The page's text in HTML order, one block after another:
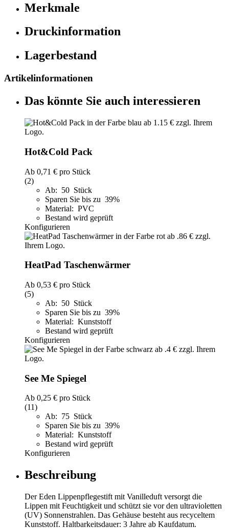
Merkmale
Druckinformation
Lagerbestand
Artikelinformationen
Das könnte Sie auch interessieren
Hot&Cold Pack
Ab 0,71 € pro Stück
(2)
Ab: 50 Stück
Sparen Sie bis zu 39%
Material: PVC
Bestand wird geprüft
Konfigurieren
HeatPad Taschenwärmer
Ab 0,53 € pro Stück
(5)
Ab: 50 Stück
Sparen Sie bis zu 39%
Material: Kunststoff
Bestand wird geprüft
Konfigurieren
See Me Spiegel
Ab 0,25 € pro Stück
(11)
Ab: 75 Stück
Sparen Sie bis zu 39%
Material: Kunststoff
Bestand wird geprüft
Konfigurieren
Beschreibung
Der Eden Lippenpflegestift mit Vanilleduft versorgt die
Lippen mit Feuchtigkeit und schützt sie vor den ultravioletten
(UV) Sonnenstrahlen. Das Gehäuse besteht aus recyceltem
Kunststoff. Haltbarkeitsdauer: 3 Jahre ab Kaufdatum.